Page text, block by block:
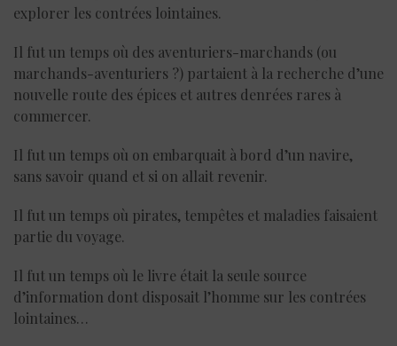
explorer les contrées lointaines.
Il fut un temps où des aventuriers-marchands (ou
marchands-aventuriers ?) partaient à la recherche d’une
nouvelle route des épices et autres denrées rares à
commercer.
Il fut un temps où on embarquait à bord d’un navire,
sans savoir quand et si on allait revenir.
Il fut un temps où pirates, tempêtes et maladies faisaient
partie du voyage.
Il fut un temps où le livre était la seule source
d’information dont disposait l’homme sur les contrées
lointaines…